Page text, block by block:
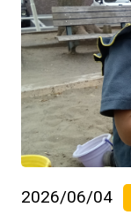
2026/06/04